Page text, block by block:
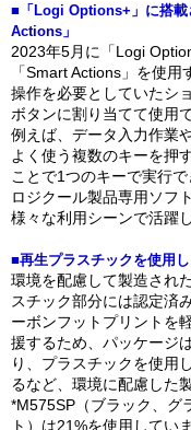
■「Logi Options+」に搭載
Actions」
2023年5月に「Logi
「Smart Actions」を使
操作を必要としていたシ
ボタンに割り当てて使用
例えば、データ入力作業
よく使う複数のキーを押
ことで1つのキーで実行
ロジクール製品専用ソフ
様々な利用シーンで活躍し
■再生プラスチックを使用
環境を配慮して製造され
スチック部分には認定済
ーボンフットプリントを
援するため、パッケージ
り、プラスチックを使用
るなど、環境に配慮した
*M575SP（ブラック、グ
ト）は21%を使用していま